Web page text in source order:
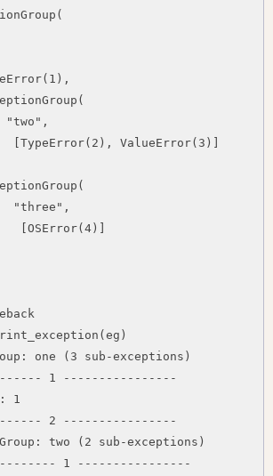
ValueError(3)]
one (3 sub-exceptions)
1 ----------------
1
2 ----------------
two (2 sub-exceptions)
1 ----------------